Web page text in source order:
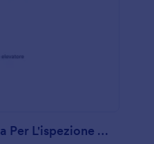
Checklist Giornaliera Per L'ispezione Del Carrello Elevatore